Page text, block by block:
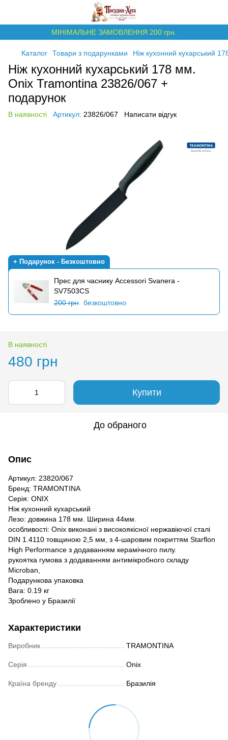
МІНІМАЛЬНЕ ЗАМОВЛЕННЯ 200 грн.
Каталог Товари з подарунками Ніж кухонний кухарський
Ніж кухонний кухарський 178 мм.
Onix Tramontina 23826/067 +
подарунок
В наявності Артикул: 23826/067 Написати відгук
+ Подарунок - Безкоштовно
Прес для часнику Accessori Svanera -
SV7503CS
200 грн безкоштовно
В наявності
480 грн
Купити
До обраного
Опис
Артикул: 23820/067
Бренд: TRAMONTINA
Серія: ONIX
Ніж кухонний кухарський
Лезо: довжина 178 мм. Ширина 44мм.
особливості: Onix виконані з високоякісної нержавіючої сталі
DIN 1.4110 товщиною 2,5 мм, з 4-шаровим покриттям Starflon
High Performance з додаванням керамічного пилу.
рукоятка гумова з додаванням антимікробного складу
Microban,
Подарункова упаковка
Вага: 0.19 кг
Зроблено у Бразилії
Характеристики
Виробник TRAMONTINA
Серія Onix
Країна бренду Бразилія